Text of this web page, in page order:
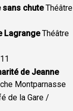
sans chuteThéâtre
LagrangeThéâtre
de Jeanne
Montparnasse
de la Gare /